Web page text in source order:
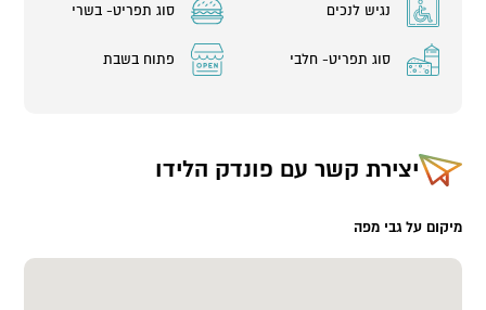
נגיש לנכים סוג תפריט- בשרי
סוג תפריט- חלבי פתוח בשבת
יצירת קשר עם פונדק הלידו
מיקום על גבי מפה